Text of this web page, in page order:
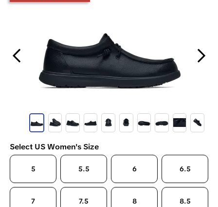
Previous Slide Next Slide
Select US Women's Size
5 5.5 6 6.5
7 7.5 8 8.5